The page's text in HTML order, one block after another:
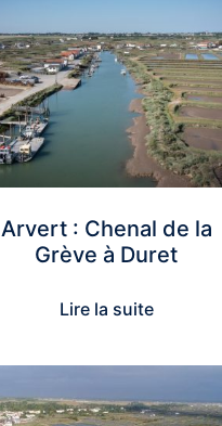
Arvert : Chenal de la
Grève à Duret
Lire la suite